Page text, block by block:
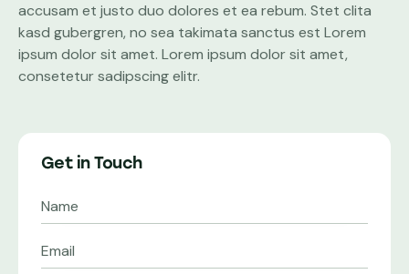
accusam et justo duo dolores et ea rebum. Stet clita
kasd gubergren, no sea takimata sanctus est Lorem
ipsum dolor sit amet. Lorem ipsum dolor sit amet,
consetetur sadipscing elitr.
Get in Touch